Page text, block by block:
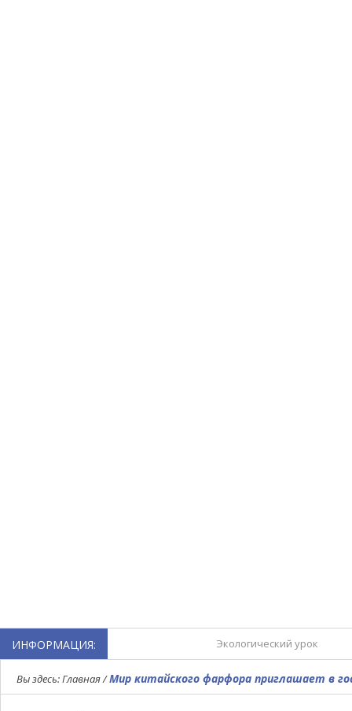
ИНФОРМАЦИЯ: Экологический урок
Турнир по мини-футболу,
Вы здесь:Главная/Мир китайского фарфора приглашает в